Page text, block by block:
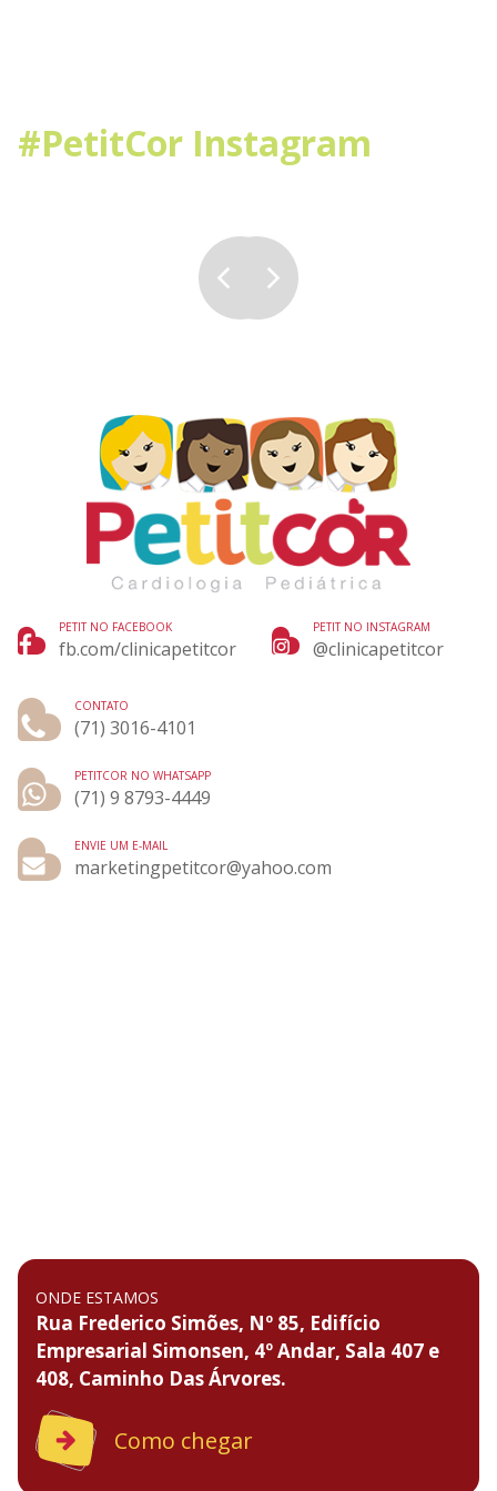
#PetitCor Instagram
PETIT NO FACEBOOK
fb.com/clinicapetitcor
PETIT NO INSTAGRAM
@clinicapetitcor
CONTATO
(71) 3016-4101
PETITCOR NO WHATSAPP
(71) 9 8793-4449
ENVIE UM E-MAIL
marketingpetitcor@yahoo.com
ONDE ESTAMOS
Rua Frederico Simões, Nº 85, Edifício
Empresarial Simonsen, 4º Andar, Sala 407 e
408, Caminho Das Árvores.
Como chegar